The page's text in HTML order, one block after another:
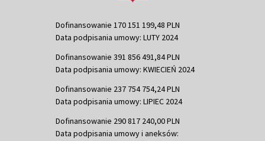
Dofinansowanie 170 151 199,48 PLN
Data podpisania umowy: LUTY 2024
Dofinansowanie 391 856 491,84 PLN
Data podpisania umowy: KWIECIEŃ 2024
Dofinansowanie 237 754 754,24 PLN
Data podpisania umowy: LIPIEC 2024
Dofinansowanie 290 817 240,00 PLN
Data podpisania umowy i aneksów: